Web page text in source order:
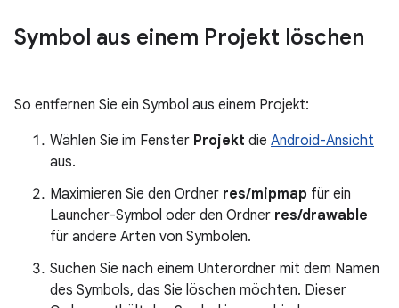
Symbol aus einem Projekt löschen
So entfernen Sie ein Symbol aus einem Projekt:
Wählen Sie im Fenster Projekt die Android-Ansicht
aus.
Maximieren Sie den Ordner res/mipmap für ein
Launcher-Symbol oder den Ordner res/drawable
für andere Arten von Symbolen.
Suchen Sie nach einem Unterordner mit dem Namen
des Symbols, das Sie löschen möchten. Dieser